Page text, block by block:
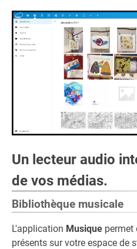
Un lecteur audio
de vos médias.
Bibliothèque musicale
L'application Musique permet
présents sur votre espace de